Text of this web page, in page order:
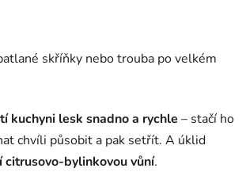
skříňky nebo trouba po velkém
kuchyni lesk snadno a rychle – stačí ho
chvíli působit a pak setřít. A úklid
citrusovo-bylinkovou vůní.